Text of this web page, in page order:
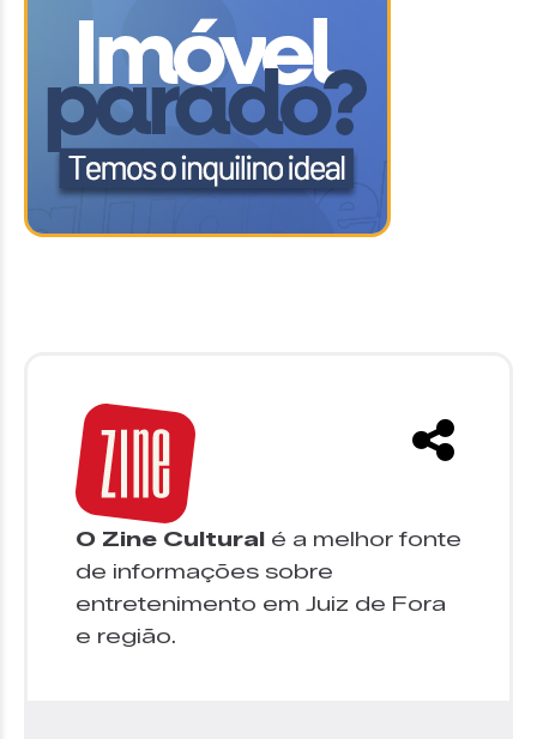
O Zine Cultural é a melhor fonte
de informações sobre
entretenimento em Juiz de Fora
e região.